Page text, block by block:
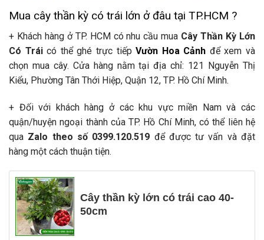
Mua cây thần kỳ có trái lớn ở đâu tại TP.HCM ?
+ Khách hàng ở TP. HCM có nhu cầu mua Cây Thần Kỳ Lớn
Có Tráicó thể ghé trực tiếpVườn Hoa Cảnh để xem và
chọn mua cây. Cửa hàng nằm tại địa chỉ: 121 Nguyễn Thị
Kiểu, Phường Tân Thới Hiệp, Quận 12, TP. Hồ Chí Minh.
+ Đối với khách hàng ở các khu vực miền Nam và các
quận/huyện ngoại thành của TP. Hồ Chí Minh, có thể liên hệ
qua Zalo theo số 0399.120.519 để được tư vấn và đặt
hàng một cách thuận tiện.
Cây thần kỳ lớn có trái cao 40-
50cm